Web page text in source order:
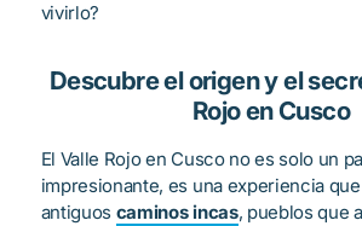
vivirlo?
Descubre el origen y el
Rojo en Cusco
El Valle Rojo en Cusco no es solo un
impresionante, es una experiencia
antiguos caminos incas, pueblos que